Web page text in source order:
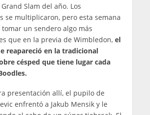
Slam del año. Los
se multiplicaron, pero esta semana
un sendero algo más
que en la previa de Wimbledon, el
reapareció en la tradicional
césped que tiene lugar cada
presentación allí, el pupilo de
enfrentó a Jakub Mensik y le